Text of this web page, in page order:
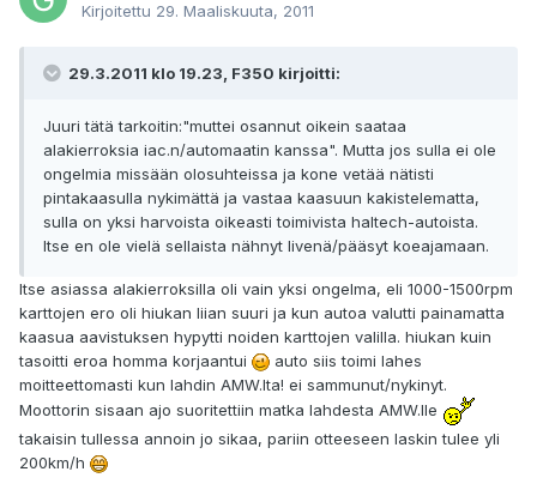
Kirjoitettu 29. Maaliskuuta, 2011
29.3.2011 klo 19.23, F350 kirjoitti:
Juuri tätä tarkoitin:"muttei osannut oikein saataa
alakierroksia iac.n/automaatin kanssa". Mutta jos sulla ei ole
ongelmia missään olosuhteissa ja kone vetää nätisti
pintakaasulla nykimättä ja vastaa kaasuun kakistelematta,
sulla on yksi harvoista oikeasti toimivista haltech-autoista.
Itse en ole vielä sellaista nähnyt livenä/pääsyt koeajamaan.
Itse asiassa alakierroksilla oli vain yksi ongelma, eli 1000-1500rpm
karttojen ero oli hiukan liian suuri ja kun autoa valutti painamatta
kaasua aavistuksen hypytti noiden karttojen valilla. hiukan kuin
tasoitti eroa homma korjaantui
auto siis toimi lahes
moitteettomasti kun lahdin AMW.lta! ei sammunut/nykinyt.
Moottorin sisaan ajo suoritettiin matka lahdesta AMW.lle
takaisin tullessa annoin jo sikaa, pariin otteeseen laskin tulee yli
200km/h